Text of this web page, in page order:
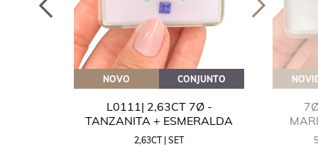
NOVO CONJUNTO
L0111| 2,63CT 7Ø -
TANZANITA + ESMERALDA
2,63CT | SET